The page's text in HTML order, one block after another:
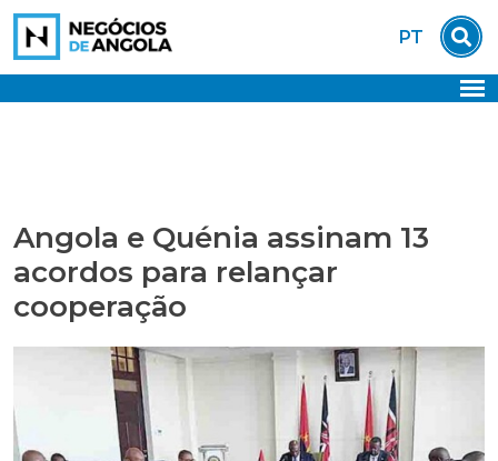
Skip
content
PT
Angola e Quénia assinam 13
acordos para relançar
cooperação